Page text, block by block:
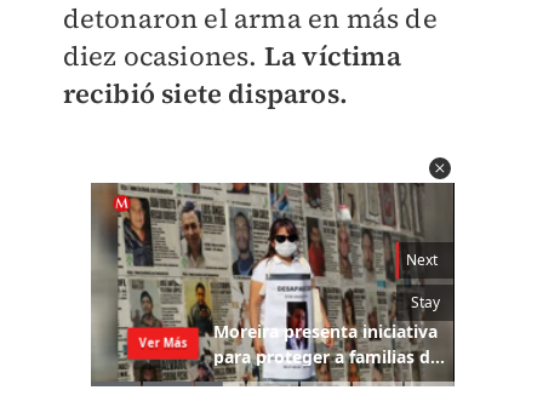
detonaron el arma en más de
diez ocasiones. La víctima
recibió siete disparos.